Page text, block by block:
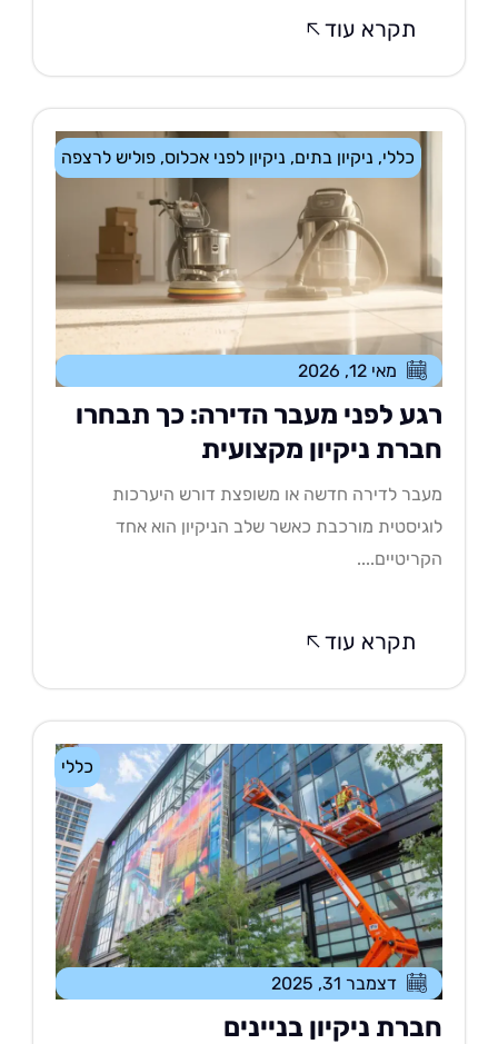
תקרא עוד
ניקיון בתים,ניקיון לפני אכלוס,פוליש לרצפה
מאי 12, 2026
לפני מעבר הדירה: כך תבחרו
ניקיון מקצועית
לדירה חדשה או משופצת דורש היערכות
מורכבת כאשר שלב הניקיון הוא אחד
תקרא עוד
כללי
דצמבר 31, 2025
ניקיון בניינים